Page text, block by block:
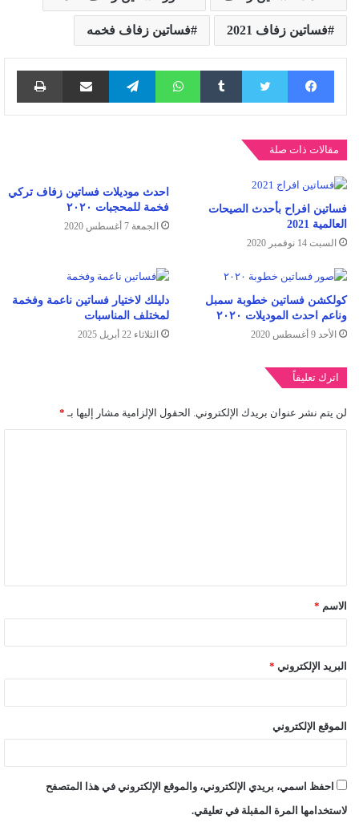
فساتين زفاف 2021 فساتين زفاف فخمه
فيسبوك تويتر واتساب تيلقرام مشاركة عبر البريد
مقالات ذات صلة
فساتين افراح بأحدث الصيحات
العالمية 2021
السبت 14 نوفمبر 2020
احدث موديلات فساتين زفاف تركي
فخمة للمحجبات ٢٠٢٠
الجمعة 7 أغسطس 2020
كولكشن فساتين خطوبة سمبل
وناعم احدث الموديلات ٢٠٢٠
الأحد 9 أغسطس 2020
دليلك لاختيار فساتين ناعمة وفخمة
لمختلف المناسبات
الثلاثاء 22 أبريل 2025
اترك تعليقاً
لن يتم نشر عنوان بريدك الإلكتروني. الحقول الإلزامية مشار إليها بـ *
ق
*الاسم *
البريد الإلكتروني *
الموقع الإلكتروني
احفظ اسمي، بريدي الإلكتروني، والموقع الإلكتروني في هذا المتصفح
لاستخدامها المرة المقبلة في تعليقي.